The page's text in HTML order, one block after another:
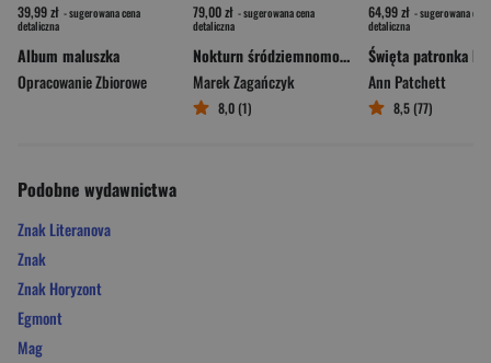
39,99 zł - sugerowana cena
detaliczna
Album maluszka
Opracowanie Zbiorowe
79,00 zł - sugerowana cena
detaliczna
Nokturn śródziemnomorski
Marek Zagańczyk
8,0 (1)
64,99 zł - sugerowana cena
detaliczna
Ann Patchett
8,5 (77)
Podobne wydawnictwa
Znak Literanova
Znak
Znak Horyzont
Egmont
Mag